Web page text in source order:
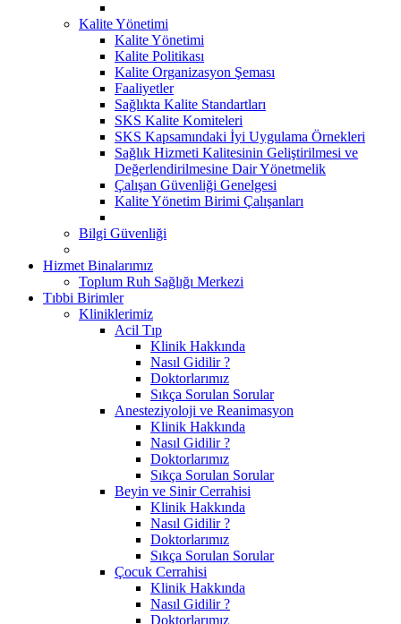
Kalite Yönetimi
Kalite Yönetimi
Kalite Politikası
Kalite Organizasyon Şeması
Faaliyetler
Sağlıkta Kalite Standartları
SKS Kalite Komiteleri
SKS Kapsamındaki İyi Uygulama Örnekleri
Sağlık Hizmeti Kalitesinin Geliştirilmesi ve
Değerlendirilmesine Dair Yönetmelik
Çalışan Güvenliği Genelgesi
Kalite Yönetim Birimi Çalışanları
Bilgi Güvenliği
Hizmet Binalarımız
Toplum Ruh Sağlığı Merkezi
Tıbbi Birimler
Kliniklerimiz
Acil Tıp
Klinik Hakkında
Nasıl Gidilir ?
Doktorlarımız
Sıkça Sorulan Sorular
Anesteziyoloji ve Reanimasyon
Klinik Hakkında
Nasıl Gidilir ?
Doktorlarımız
Sıkça Sorulan Sorular
Beyin ve Sinir Cerrahisi
Klinik Hakkında
Nasıl Gidilir ?
Doktorlarımız
Sıkça Sorulan Sorular
Çocuk Cerrahisi
Klinik Hakkında
Nasıl Gidilir ?
Doktorlarımız